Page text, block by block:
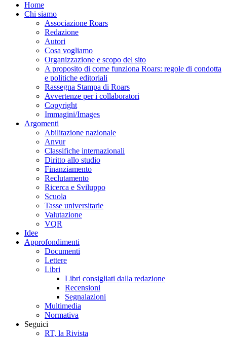
Home
Chi siamo
Associazione Roars
Redazione
Autori
Cosa vogliamo
Organizzazione e scopo del sito
A proposito di come funziona Roars: regole di condotta
e politiche editoriali
Rassegna Stampa di Roars
Avvertenze per i collaboratori
Copyright
Immagini/Images
Argomenti
Abilitazione nazionale
Anvur
Classifiche internazionali
Diritto allo studio
Finanziamento
Reclutamento
Ricerca e Sviluppo
Scuola
Tasse universitarie
Valutazione
VQR
Idee
Approfondimenti
Documenti
Lettere
Libri
Libri consigliati dalla redazione
Recensioni
Segnalazioni
Multimedia
Normativa
Seguici
RT, la Rivista